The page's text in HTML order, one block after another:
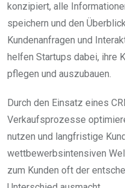
konzipiert, alle
speichern und den
Kundenanfragen und
helfen Startups dabei, ihre
pflegen und auszubauen.
Durch den Einsatz eines
Verkaufsprozesse
nutzen und langfristige
wettbewerbsintensiven
zum Kunden oft der